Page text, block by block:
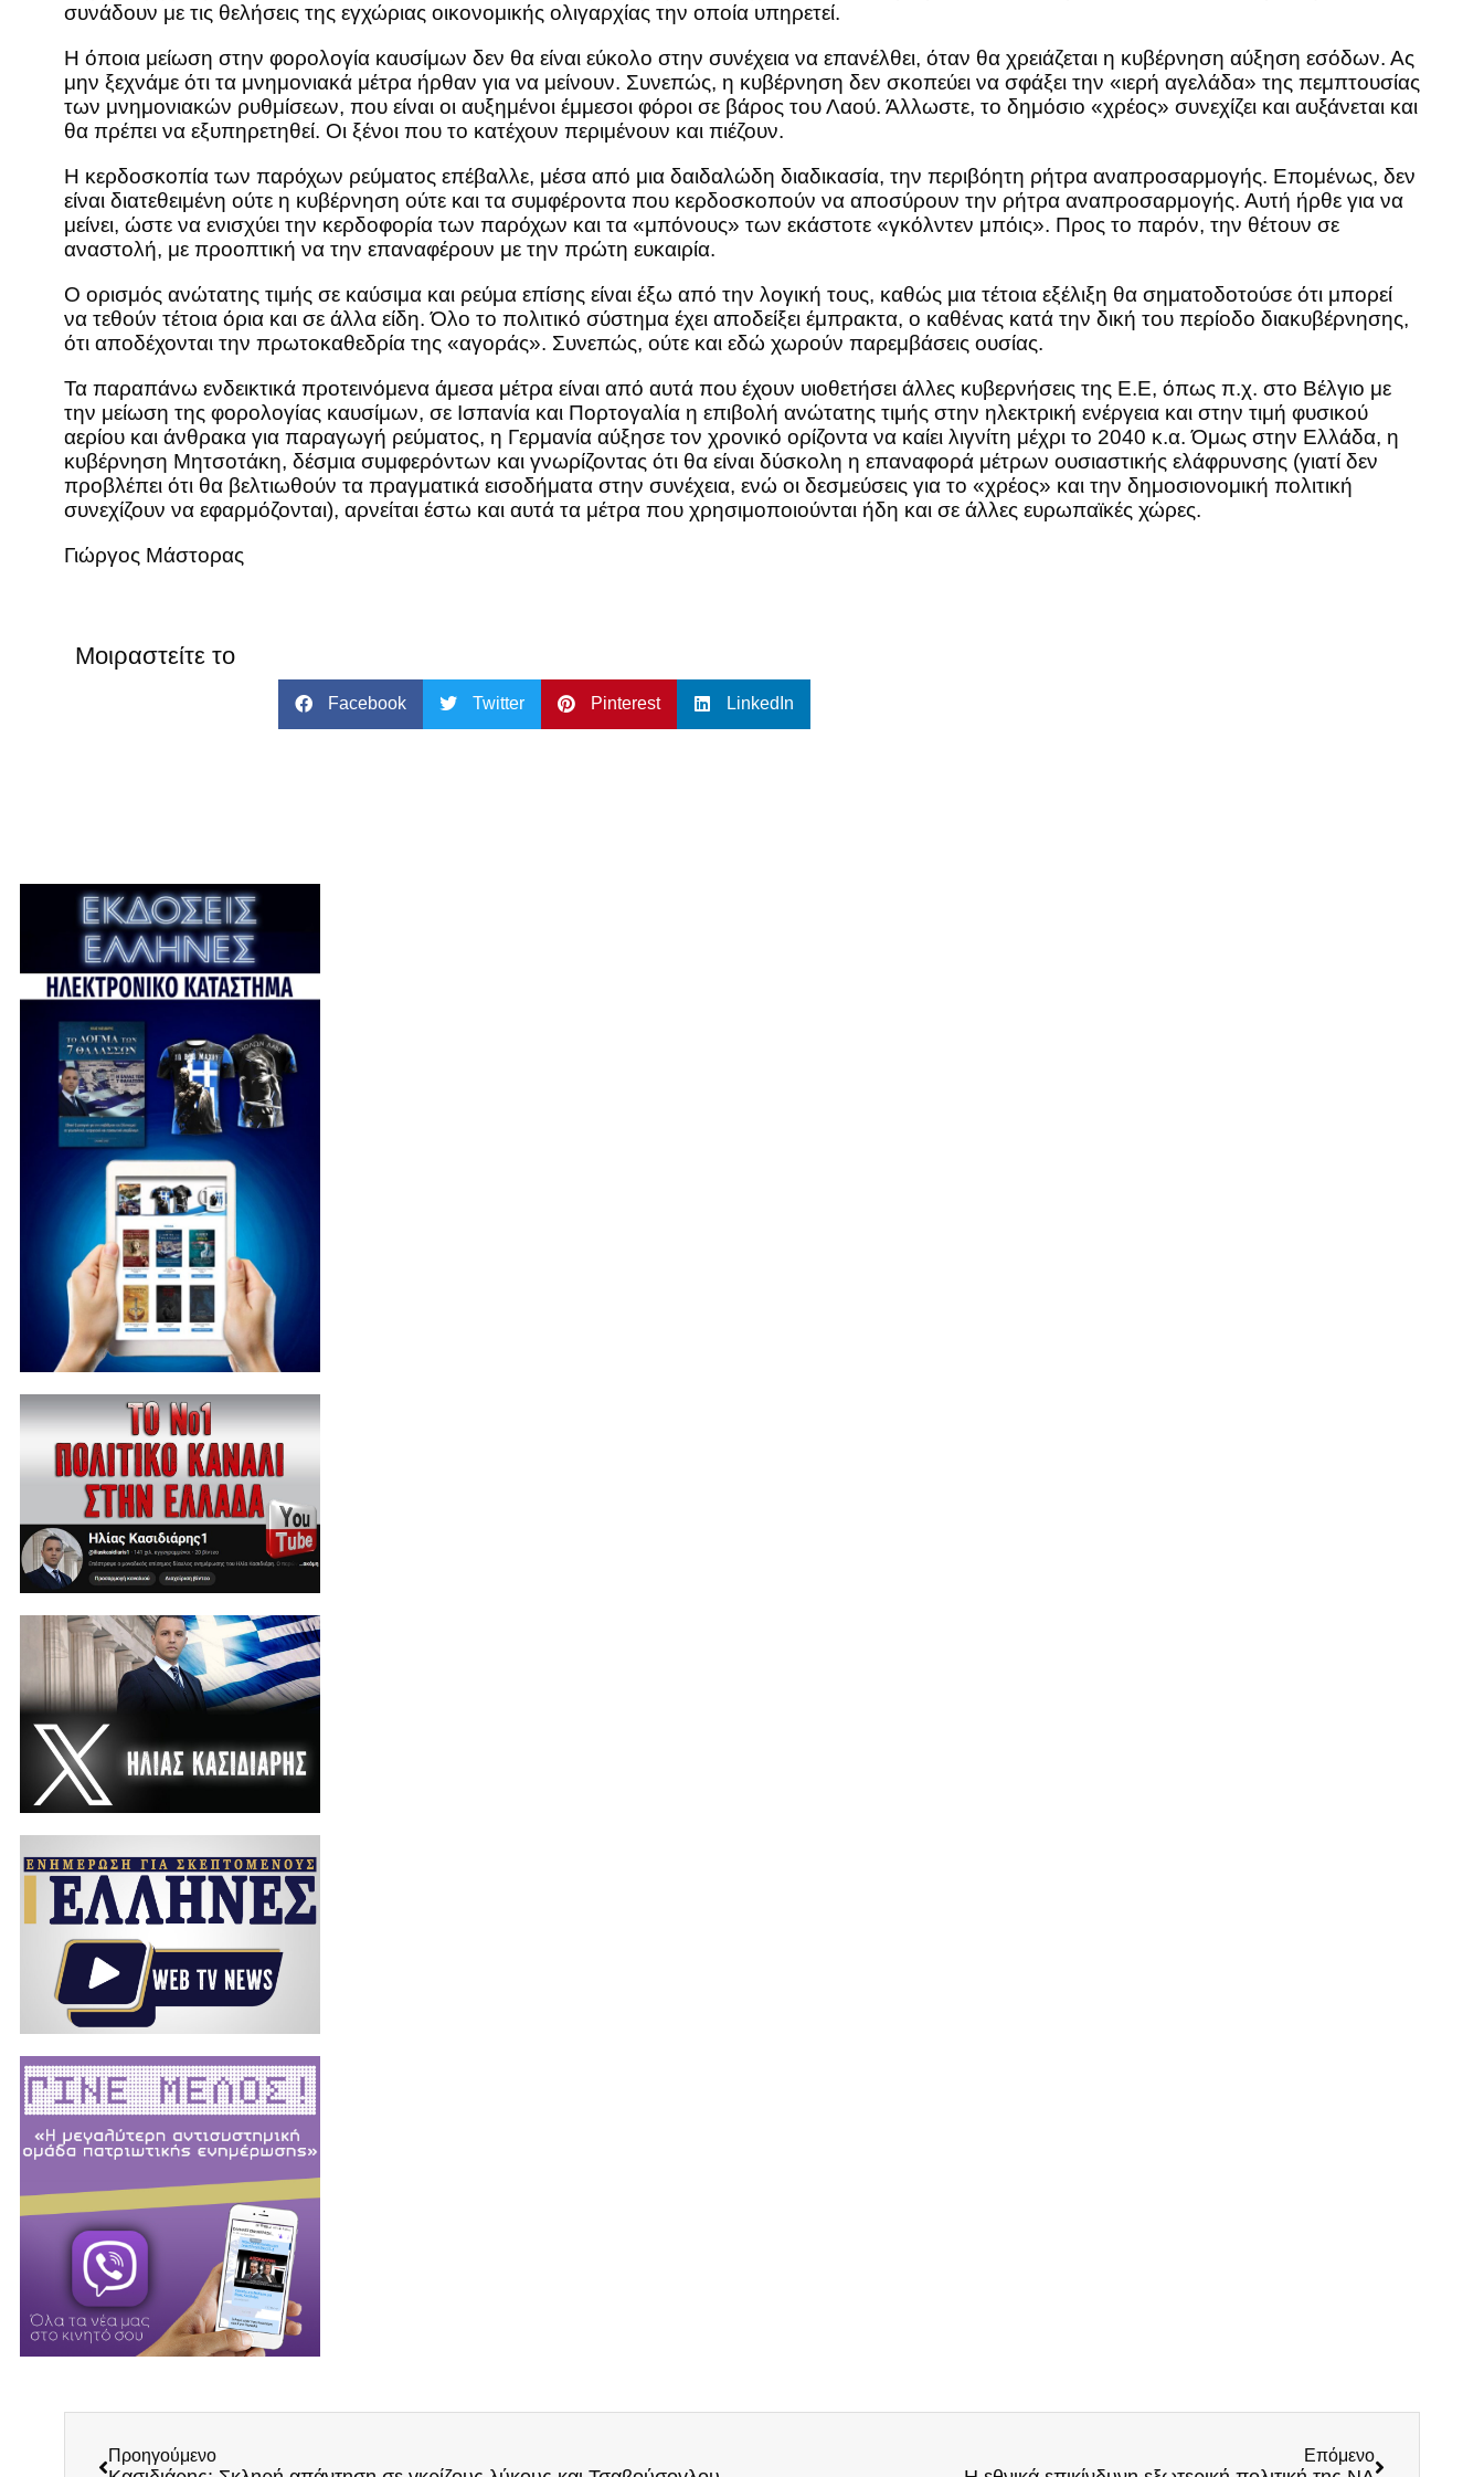
συνάδουν με τις θελήσεις της εγχώριας οικονομικής ολιγαρχίας την οποία υπηρετεί.
Η όποια μείωση στην φορολογία καυσίμων δεν θα είναι εύκολο στην συνέχεια να επανέλθει, όταν θα χρειάζεται η κυβέρνηση αύξηση εσόδων. Ας
μην ξεχνάμε ότι τα μνημονιακά μέτρα ήρθαν για να μείνουν. Συνεπώς, η κυβέρνηση δεν σκοπεύει να σφάξει την «ιερή αγελάδα» της πεμπτουσίας
των μνημονιακών ρυθμίσεων, που είναι οι αυξημένοι έμμεσοι φόροι σε βάρος του Λαού. Άλλωστε, το δημόσιο «χρέος» συνεχίζει και αυξάνεται και
θα πρέπει να εξυπηρετηθεί. Οι ξένοι που το κατέχουν περιμένουν και πιέζουν.
Η κερδοσκοπία των παρόχων ρεύματος επέβαλλε, μέσα από μια δαιδαλώδη διαδικασία, την περιβόητη ρήτρα αναπροσαρμογής. Επομένως, δεν
είναι διατεθειμένη ούτε η κυβέρνηση ούτε και τα συμφέροντα που κερδοσκοπούν να αποσύρουν την ρήτρα αναπροσαρμογής. Αυτή ήρθε για να
μείνει, ώστε να ενισχύει την κερδοφορία των παρόχων και τα «μπόνους» των εκάστοτε «γκόλντεν μπόις». Προς το παρόν, την θέτουν σε
αναστολή, με προοπτική να την επαναφέρουν με την πρώτη ευκαιρία.
Ο ορισμός ανώτατης τιμής σε καύσιμα και ρεύμα επίσης είναι έξω από την λογική τους, καθώς μια τέτοια εξέλιξη θα σηματοδοτούσε ότι μπορεί
να τεθούν τέτοια όρια και σε άλλα είδη. Όλο το πολιτικό σύστημα έχει αποδείξει έμπρακτα, ο καθένας κατά την δική του περίοδο διακυβέρνησης,
ότι αποδέχονται την πρωτοκαθεδρία της «αγοράς». Συνεπώς, ούτε και εδώ χωρούν παρεμβάσεις ουσίας.
Τα παραπάνω ενδεικτικά προτεινόμενα άμεσα μέτρα είναι από αυτά που έχουν υιοθετήσει άλλες κυβερνήσεις της Ε.Ε, όπως π.χ. στο Βέλγιο με
την μείωση της φορολογίας καυσίμων, σε Ισπανία και Πορτογαλία η επιβολή ανώτατης τιμής στην ηλεκτρική ενέργεια και στην τιμή φυσικού
αερίου και άνθρακα για παραγωγή ρεύματος, η Γερμανία αύξησε τον χρονικό ορίζοντα να καίει λιγνίτη μέχρι το 2040 κ.α. Όμως στην Ελλάδα, η
κυβέρνηση Μητσοτάκη, δέσμια συμφερόντων και γνωρίζοντας ότι θα είναι δύσκολη η επαναφορά μέτρων ουσιαστικής ελάφρυνσης (γιατί δεν
προβλέπει ότι θα βελτιωθούν τα πραγματικά εισοδήματα στην συνέχεια, ενώ οι δεσμεύσεις για το «χρέος» και την δημοσιονομική πολιτική
συνεχίζουν να εφαρμόζονται), αρνείται έστω και αυτά τα μέτρα που χρησιμοποιούνται ήδη και σε άλλες ευρωπαϊκές χώρες.
Γιώργος Μάστορας
Μοιραστείτε το
Facebook Twitter Pinterest LinkedIn
Προηγούμενο Επόμενο